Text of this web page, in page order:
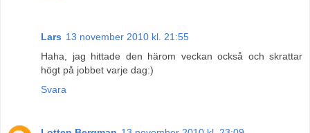
Lars 13 november 2010 kl. 21:55
Haha, jag hittade den härom veckan också och skrattar
högt på jobbet varje dag:)
Svara